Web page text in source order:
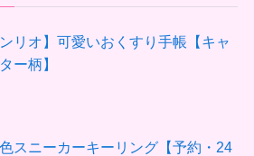
ンリオ】可愛いおくすり手帳【キャ
ー柄】
スニーカーキーリング【予約・24